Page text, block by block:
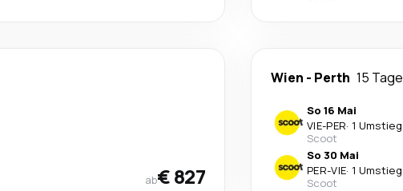
ab€ 827
Wien - Perth 15 Tage
So 16 Mai
VIE-PER· 1 Umstieg
Scoot
So 30 Mai
PER-VIE· 1 Umstieg
Scoot